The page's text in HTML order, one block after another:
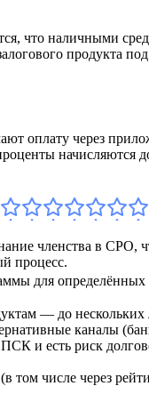
что наличными
продукта
оплату через
членства в СРО,
процесс.
для
— до нескольких
каналы
и есть риск
числе через